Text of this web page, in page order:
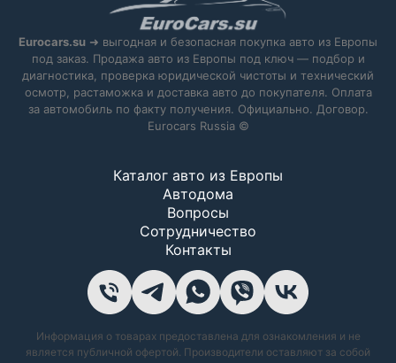
Eurocars.su ➜ выгодная и безопасная покупка авто из Европы
под заказ. Продажа авто из Европы под ключ — подбор и
диагностика, проверка юридической чистоты и технический
осмотр, растаможка и доставка авто до покупателя. Оплата
за автомобиль по факту получения. Официально. Договор.
Eurocars Russia ©
Каталог авто из Европы
Автодома
Вопросы
Сотрудничество
Контакты
Информация о товарах предоставлена для ознакомления и не
является публичной офертой. Производители оставляют за собой